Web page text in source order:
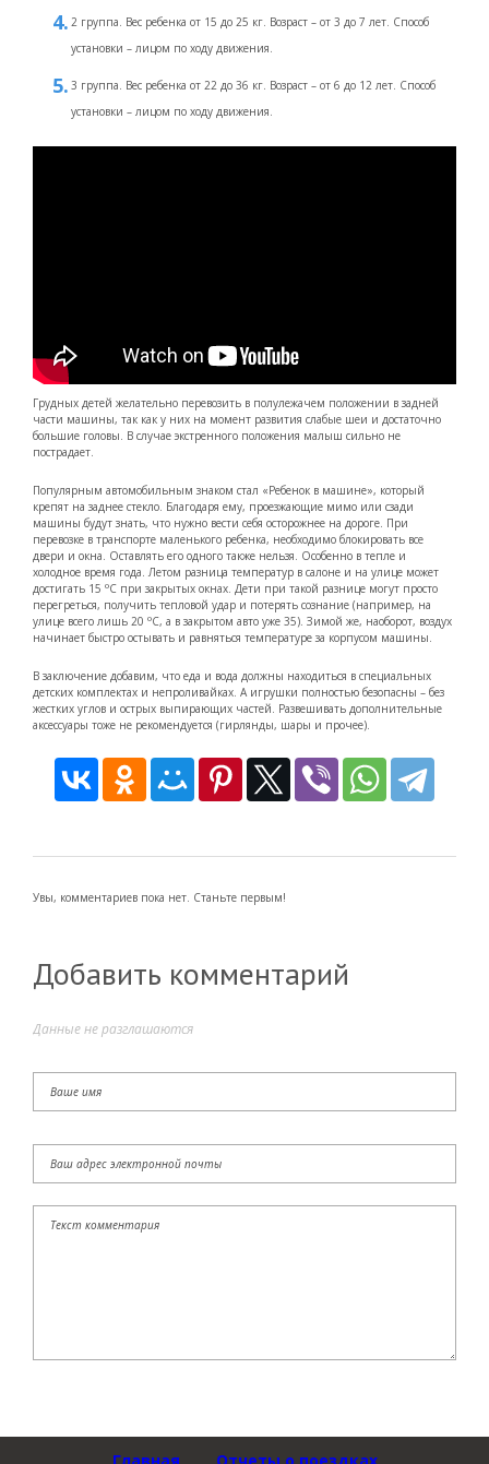
2 группа. Вес ребенка от 15 до 25 кг. Возраст – от 3 до 7 лет. Способ
установки – лицом по ходу движения.
3 группа. Вес ребенка от 22 до 36 кг. Возраст – от 6 до 12 лет. Способ
установки – лицом по ходу движения.
Грудных детей желательно перевозить в полулежачем положении в задней
части машины, так как у них на момент развития слабые шеи и достаточно
большие головы. В случае экстренного положения малыш сильно не
пострадает.
Популярным автомобильным знаком стал «Ребенок в машине», который
крепят на заднее стекло. Благодаря ему, проезжающие мимо или сзади
машины будут знать, что нужно вести себя осторожнее на дороге. При
перевозке в транспорте маленького ребенка, необходимо блокировать все
двери и окна. Оставлять его одного также нельзя. Особенно в тепле и
холодное время года. Летом разница температур в салоне и на улице может
достигать 15 оС при закрытых окнах. Дети при такой разнице могут просто
перегреться, получить тепловой удар и потерять сознание (например, на
улице всего лишь 20 оС, а в закрытом авто уже 35). Зимой же, наоборот, воздух
начинает быстро остывать и равняться температуре за корпусом машины.
В заключение добавим, что еда и вода должны находиться в специальных
детских комплектах и непроливайках. А игрушки полностью безопасны – без
жестких углов и острых выпирающих частей. Развешивать дополнительные
аксессуары тоже не рекомендуется (гирлянды, шары и прочее).
Увы, комментариев пока нет. Станьте первым!
Добавить комментарий
Данные не разглашаются